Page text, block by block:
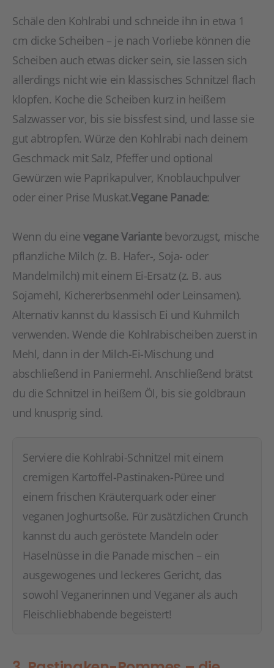
Schäle den Kohlrabi und schneide ihn in etwa 1
cm dicke Scheiben – je nach Vorliebe können die
Scheiben auch etwas dicker sein, sie lassen sich
allerdings nicht wie ein klassisches Schnitzel flach
klopfen. Koche die Scheiben kurz in heißem
Salzwasser vor, bis sie bissfest sind, und lasse sie
gut abtropfen. Würze den Kohlrabi nach deinem
Geschmack mit Salz, Pfeffer und optional
Gewürzen wie Paprikapulver, Knoblauchpulver
oder einer Prise Muskat.Vegane Panade:
Wenn du einevegane Variantebevorzugst, mische
pflanzliche Milch (z. B. Hafer-, Soja- oder
Mandelmilch) mit einem Ei-Ersatz (z. B. aus
Sojamehl, Kichererbsenmehl oder Leinsamen).
Alternativ kannst du klassisch Ei und Kuhmilch
verwenden. Wende die Kohlrabischeiben zuerst in
Mehl, dann in der Milch-Ei-Mischung und
abschließend in Paniermehl. Anschließend brätst
du die Schnitzel in heißem Öl, bis sie goldbraun
und knusprig sind.
Serviere die Kohlrabi-Schnitzel mit einem
cremigen Kartoffel-Pastinaken-Püree und
einem frischen Kräuterquark oder einer
veganen Joghurtsoße. Für zusätzlichen Crunch
kannst du auch geröstete Mandeln oder
Haselnüsse in die Panade mischen – ein
ausgewogenes und leckeres Gericht, das
sowohl Veganerinnen und Veganer als auch
Fleischliebhabende begeistert!